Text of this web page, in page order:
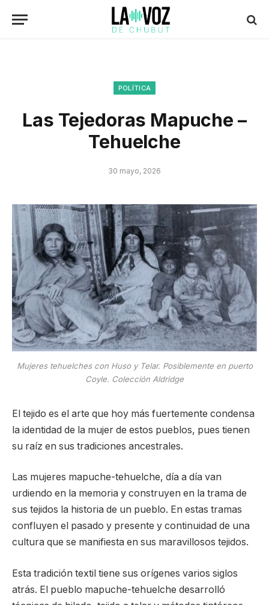
POLÍTICA
Las Tejedoras Mapuche –
Tehuelche
30 mayo, 2026
Mujeres tehuelches con Huso y Telar. Posiblemente en puerto
Coyle. Colección Aldridge
El tejido es el arte que hoy más fuertemente condensa
la identidad de la mujer de estos pueblos, pues tienen
su raíz en sus tradiciones ancestrales.
Las mujeres mapuche-tehuelche, día a día van
urdiendo en la memoria y construyen en la trama de
sus tejidos la historia de un pueblo. En estas tramas
confluyen el pasado y presente y continuidad de una
cultura que se manifiesta en sus maravillosos tejidos.
Esta tradición textil tiene sus orígenes varios siglos
atrás. El pueblo mapuche-tehuelche desarrolló